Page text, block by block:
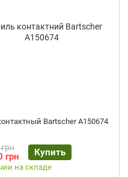
Bartscher A150674
грн Купить
на складе